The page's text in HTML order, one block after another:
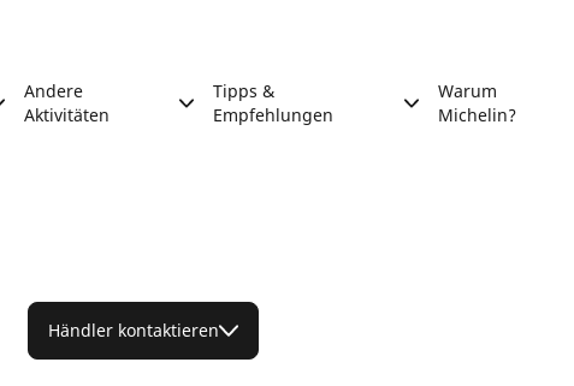
Andere
Aktivitäten
Tipps &
Empfehlungen
Warum
Michelin?
Händler kontaktieren